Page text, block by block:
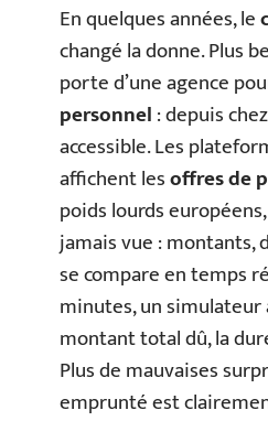
En quelques années, le
changé la donne. Plus
porte d’une agence
personnel: depuis
accessible. Les
affichent lesoffres de
poids lourds
jamais vue : montants,
se compare en temps
minutes, un simulateur
montant total dû, la
Plus de mauvaises
emprunté est